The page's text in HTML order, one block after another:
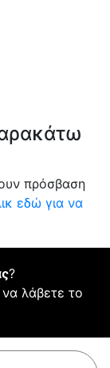
πρόσβαση
εδώ για να
?
λάβετε το